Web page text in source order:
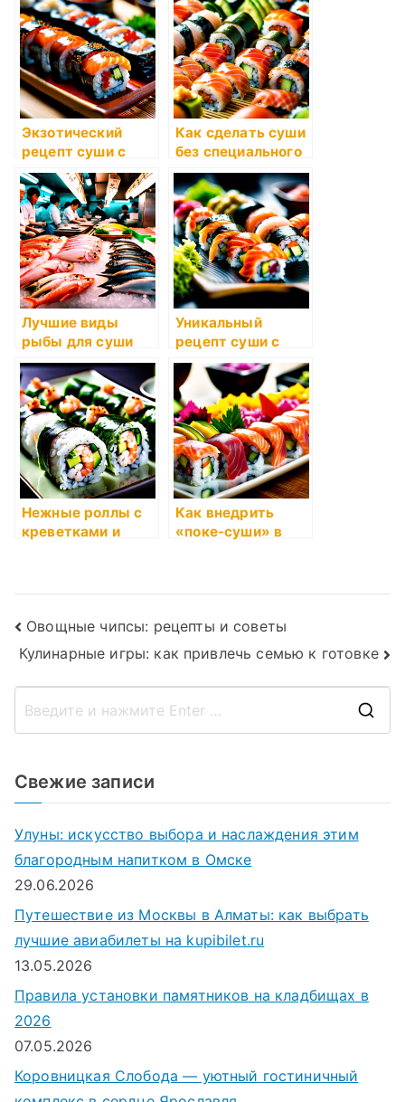
Экзотический
рецепт суши с
угрем и кунжутом
Как сделать суши
без специального
оборудования?
Лучшие виды
рыбы для суши
Уникальный
рецепт суши с
окунем и авокадо
Нежные роллы с
креветками и
Как внедрить
«поке-суши» в
Навигация
по
записям
Овощные чипсы: рецепты и советы
Кулинарные игры: как привлечь семью к готовке
Свежие записи
Улуны: искусство выбора и наслаждения этим
благородным напитком в Омске
29.06.2026
Путешествие из Москвы в Алматы: как выбрать
лучшие авиабилеты на kupibilet.ru
13.05.2026
Правила установки памятников на кладбищах в
2026
07.05.2026
Коровницкая Слобода — уютный гостиничный